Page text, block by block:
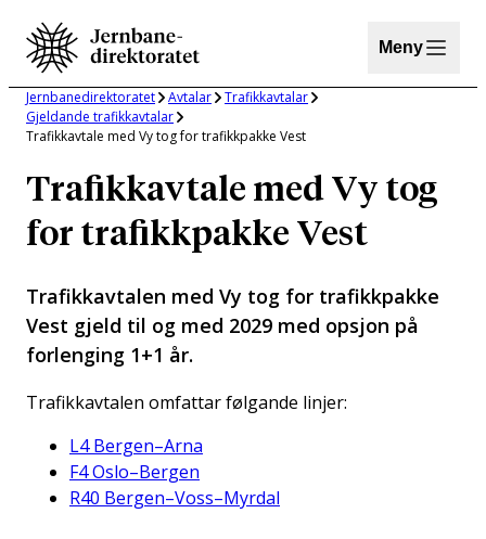
Hopp
innhold
Meny
Jernbanedirektoratet Avtalar
Trafikkavtalar
Gjeldande trafikkavtalar
Trafikkavtale med Vy tog for trafikkpakke Vest
Trafikkavtale med Vy tog
for trafikkpakke Vest
Trafikkavtalen med Vy tog for trafikkpakke
Vest gjeld til og med 2029 med opsjon på
forlenging 1+1 år.
Trafikkavtalen omfattar følgande linjer:
L4 Bergen–Arna
F4 Oslo–Bergen
R40 Bergen–Voss–Myrdal